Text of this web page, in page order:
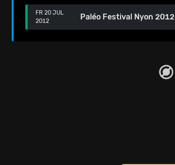
FR 20 JUL
2012
Paléo Festival Nyon 2012